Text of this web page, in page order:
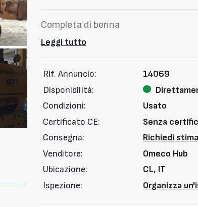
Completa di benna
Leggi tutto
Rif. Annuncio:
14069
Disponibilità:
Condizioni:
Usato
Certificato CE:
Senza
Consegna:
Richiedi
Venditore:
Omeco Hub
Ubicazione:
CL, IT
Ispezione:
Organizza